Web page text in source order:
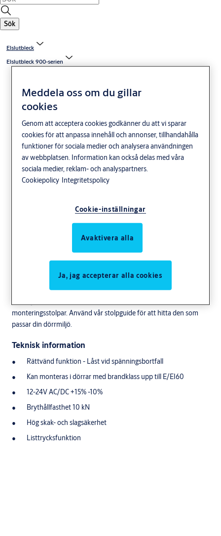
Sök
Elslutbleck
Elslutbleck 900-serien
Elslutbleck 920
Användningsområde
ASSA ABLOY 920 är ett brandklassat elslutbleck med rättvänd
funktion som är anpassat för låshus med dubbelfall, cylinderfall
monteringsstolpar. Använd vår stolpguide för att hitta den som
passar din dörrmiljö.
Teknisk information
Rättvänd funktion - Låst vid spänningsbortfall
Kan monteras i dörrar med brandklass upp till E/EI60
12-24V AC/DC +15% -10%
Brythållfasthet 10 kN
Hög skak- och slagsäkerhet
Listtrycksfunktion
Meddela oss om du gillar
cookies
Genom att acceptera cookies godkänner du att vi sparar
cookies för att anpassa innehåll och annonser, tillhandahålla
funktioner för sociala medier och analysera användningen
av webbplatsen. Information kan också delas med våra
sociala medier, reklam- och analyspartners.
Cookiepolicy Integritetspolicy
Cookie-inställningar
Avaktivera alla
Ja, jag accepterar alla cookies